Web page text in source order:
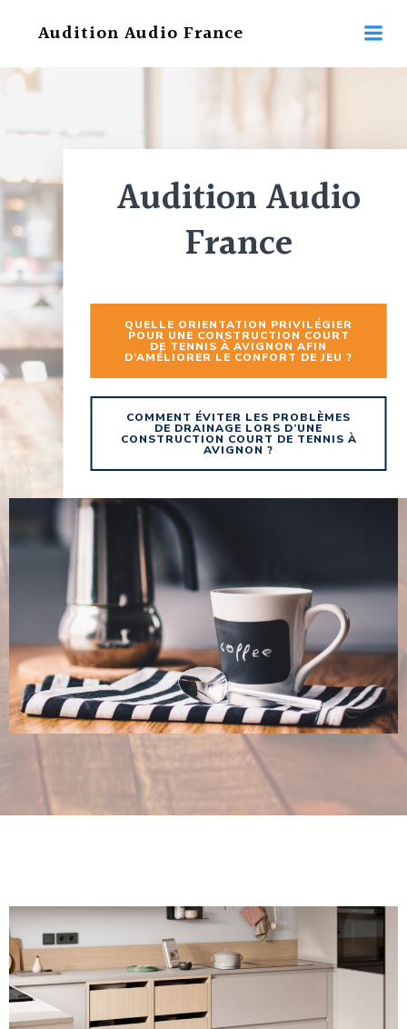
au
Audition Audio France
Audition Audio
France
QUELLE ORIENTATION PRIVILÉGIER
POUR UNE CONSTRUCTION COURT
DE TENNIS À AVIGNON AFIN
D’AMÉLIORER LE CONFORT DE JEU ?
COMMENT ÉVITER LES PROBLÈMES
DE DRAINAGE LORS D’UNE
CONSTRUCTION COURT DE TENNIS À
AVIGNON ?